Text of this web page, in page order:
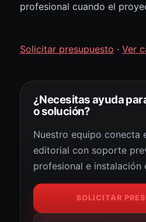
profesional cuando el
Solicitar presupuesto · Ver
¿Necesitas ayuda
o solución?
Nuestro equipo conecta
editorial con soporte
profesional e instalación
SOLICITAR